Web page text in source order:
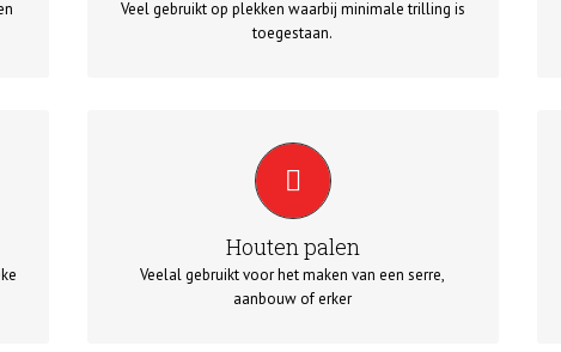
Veel gebruikt op plekken waarbij minimale trilling is
toegestaan.
Houten palen
Veelal gebruikt voor het maken van een serre,
aanbouw of erker
HOUTEN PALEN
Een groot voordeel is dat houten palen goedkoper
zijn dan andere heipalen. Wij gebruiken houten palen
dit worden verlengd met een stalen verbindigsbuis tot
maximaal 20 meter.